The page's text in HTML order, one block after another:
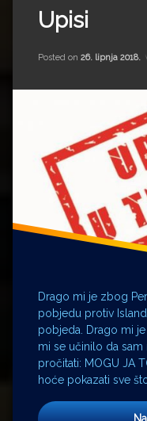
technology
ugljični
Upisi
Posted on 26. lipnja 2018.
Drago mi je zbog
pobjedu protiv
pobjeda. Drago mi
mi se učinilo da
pročitati: MOGU JA
hoće pokazati sve što
cjelovita
kurikularna
CRK
Imotski
Ministarstvo
nogomet
Općina
profesor
rodotelji
škola
nogometa
srednja
trener